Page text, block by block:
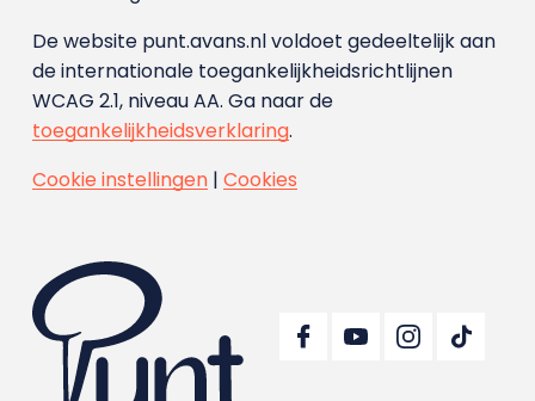
De website punt.avans.nl voldoet gedeeltelijk aan
de internationale toegankelijkheidsrichtlijnen
WCAG 2.1, niveau AA. Ga naar de
toegankelijkheidsverklaring.
Cookie instellingen| Cookies